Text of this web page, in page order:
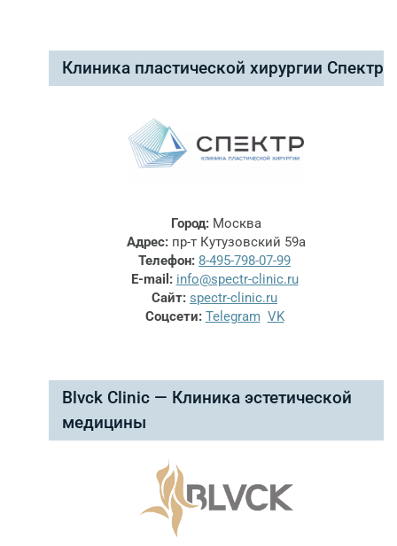
Клиника пластической хирургии Спектр
Город: Москва
Адрес: пр-т Кутузовский 59а
Телефон: 8-495-798-07-99
E-mail: info@spectr-clinic.ru
Сайт: spectr-clinic.ru
Соцсети: Telegram VK
Blvck Clinic — Клиника эстетической
медицины